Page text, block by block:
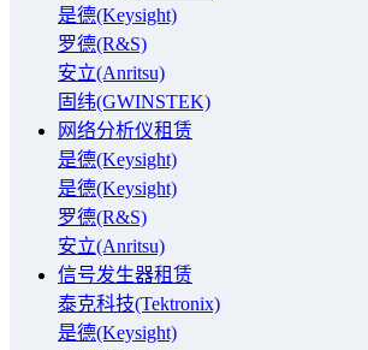
是德(Keysight)
罗德(R&S)
安立(Anritsu)
固纬(GWINSTEK)
网络分析仪租赁
是德(Keysight)
是德(Keysight)
罗德(R&S)
安立(Anritsu)
信号发生器租赁
泰克科技(Tektronix)
是德(Keysight)